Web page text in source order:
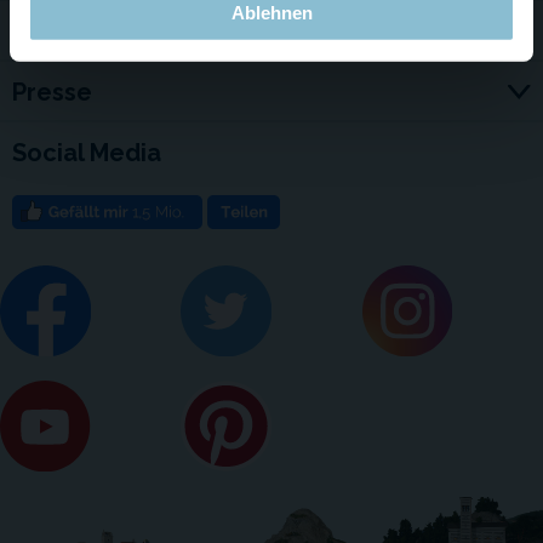
Ablehnen
Presse
Social Media